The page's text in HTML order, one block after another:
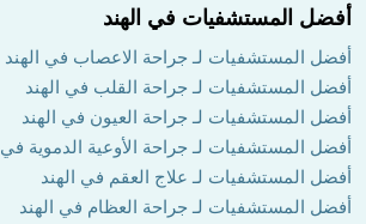
أفضل المستشفيات في الهند
أفضل المستشفيات لـ جراحة الاعصاب في الهند
أفضل المستشفيات لـ جراحة القلب في الهند
أفضل المستشفيات لـ جراحة العيون في الهند
أفضل المستشفيات لـ جراحة الأوعية الدموية في
أفضل المستشفيات لـ علاج العقم في الهند
أفضل المستشفيات لـ جراحة العظام في الهند